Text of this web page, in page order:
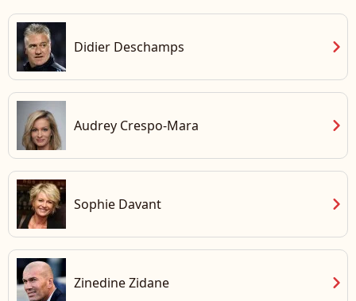
Didier Deschamps chevron_right
Audrey Crespo-Mara chevron_right
Sophie Davant chevron_right
Zinedine Zidane chevron_right